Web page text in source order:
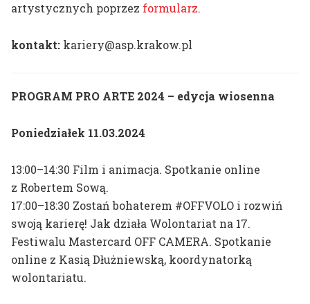
dr hab. prof. ASP
Aleksandra Toborowicz
dr hab. prof. ASP
Mateusz Otręba
artystycznych poprzez formularz.
kontakt: kariery@asp.krakow.pl
PROGRAM PRO ARTE 2024 – edycja wiosenna
Poniedziałek 11.03.2024
13:00–14:30 Film i animacja. Spotkanie online
z Robertem Sową.
17:00–18:30 Zostań bohaterem #OFFVOLO i rozwiń
swoją karierę! Jak działa Wolontariat na 17.
Festiwalu Mastercard OFF CAMERA. Spotkanie
online z Kasią Dłużniewską, koordynatorką
wolontariatu.